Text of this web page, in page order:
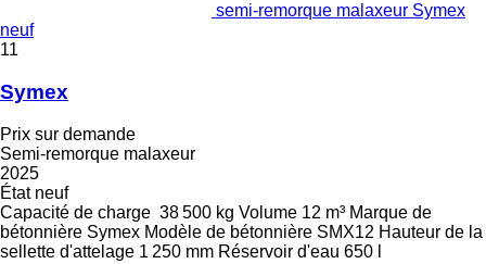
semi-remorque malaxeur Symex
neuf
11
Symex
Prix sur demande
Semi-remorque malaxeur
2025
Étatneuf
Capacité de charge 38 500 kg Volume 12 m³ Marque de
bétonnière Symex Modèle de bétonnière SMX12 Hauteur de la
sellette d'attelage 1 250 mm Réservoir d'eau 650 l